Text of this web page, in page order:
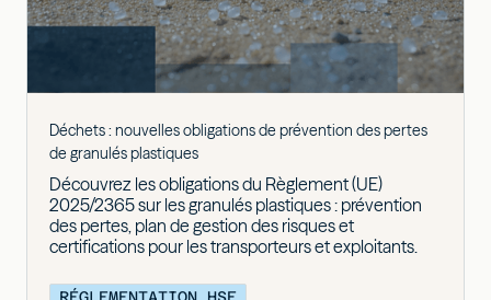
Déchets : nouvelles obligations de prévention des pertes
de granulés plastiques
Découvrez les obligations du Règlement (UE)
2025/2365 sur les granulés plastiques : prévention
des pertes, plan de gestion des risques et
certifications pour les transporteurs et exploitants.